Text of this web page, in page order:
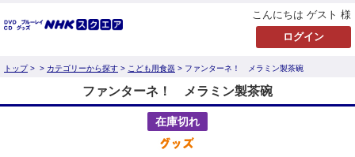
こんにちは ゲスト 様
トップ> > カテゴリーから探す > こども用食器 > ファンターネ！ メラミン製茶碗
ファンターネ！ メラミン製茶碗
在庫切れ